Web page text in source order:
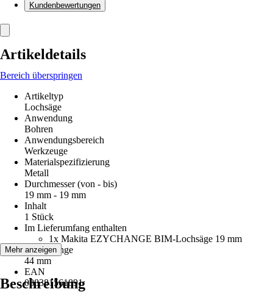
Kundenbewertungen
Artikeldetails
Bereich überspringen
Artikeltyp
Lochsäge
Anwendung
Bohren
Anwendungsbereich
Werkzeuge
Materialspezifizierung
Metall
Durchmesser (von - bis)
19 mm - 19 mm
Inhalt
1 Stück
Im Lieferumfang enthalten
1x Makita EZYCHANGE BIM-Lochsäge 19 mm
Arbeitslänge
44 mm
EAN
088381561891
Mehr anzeigen
Beschreibung